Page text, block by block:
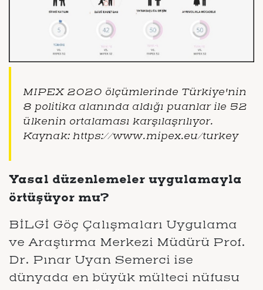
MIPEX 2020 ölçümlerinde Türkiye'nin
8 politika alanında aldığı puanlar ile 52
ülkenin ortalaması karşılaşrılıyor.
Kaynak: https://www.mipex.eu/turkey
Yasal düzenlemeler uygulamayla
örtüşüyor mu?
BİLGİ Göç Çalışmaları Uygulama
ve Araştırma Merkezi Müdürü Prof.
Dr. Pınar Uyan Semerci ise
dünyada en büyük mülteci nüfusu